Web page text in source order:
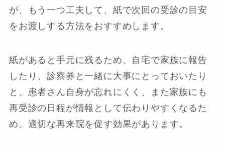
が、もう一つ工夫して、紙で次回の受診の目安
をお渡しする方法をおすすめします。
紙があると手元に残るため、自宅で家族に報告
したり、診察券と一緒に大事にとっておいたり
と、患者さん自身が忘れにくく、また家族にも
再受診の日程が情報として伝わりやすくなるた
め、適切な再来院を促す効果があります。